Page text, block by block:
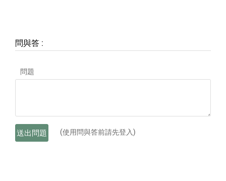
問與答 :
問題
送出問題 (使用問與答前請先登入)